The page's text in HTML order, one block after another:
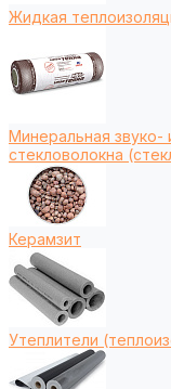
Жидкая
Минеральная звуко-
стекловолокна
Керамзит
Утеплители